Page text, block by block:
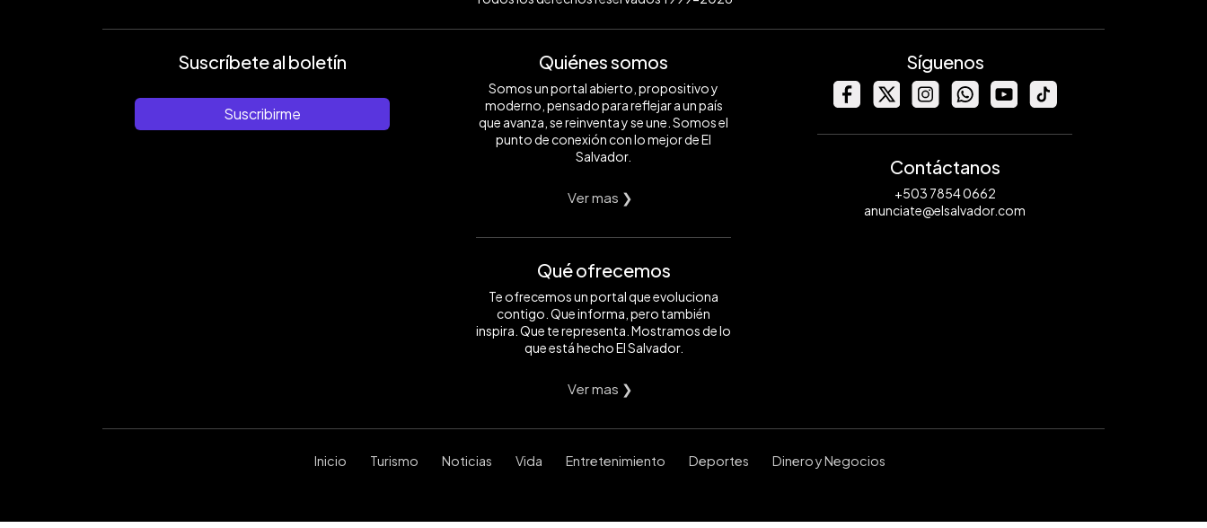
Suscríbete al boletín
Suscribirme
Quiénes somos
Somos un portal abierto, propositivo y
moderno, pensado para reflejar a un país
que avanza, se reinventa y se une. Somos el
punto de conexión con lo mejor de El
Salvador.
Ver mas ❯
Qué ofrecemos
Te ofrecemos un portal que evoluciona
contigo. Que informa, pero también
inspira. Que te representa. Mostramos de lo
que está hecho El Salvador.
Ver mas ❯
Síguenos
Contáctanos
+503 7854 0662
anunciate@elsalvador.com
Inicio Turismo Noticias Vida Entretenimiento Deportes Dinero y Negocios